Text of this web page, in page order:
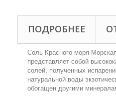
ПОДРОБНЕЕ
Соль Красного моря
представляет собой
солей, полученных
натуральной воды
обогащен другими